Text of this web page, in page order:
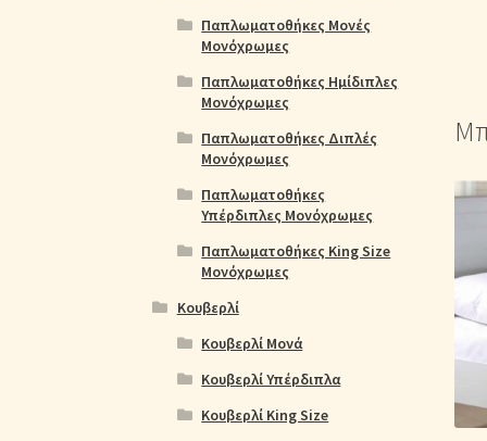
Παπλωματοθήκες Μονές
Μονόχρωμες
Παπλωματοθήκες Ημίδιπλες
Μονόχρωμες
Παπλωματοθήκες Διπλές
Μονόχρωμες
Παπλωματοθήκες
Υπέρδιπλες Μονόχρωμες
Παπλωματοθήκες King Size
Μονόχρωμες
Κουβερλί
Κουβερλί Μονά
Κουβερλί Υπέρδιπλα
Κουβερλί King Size